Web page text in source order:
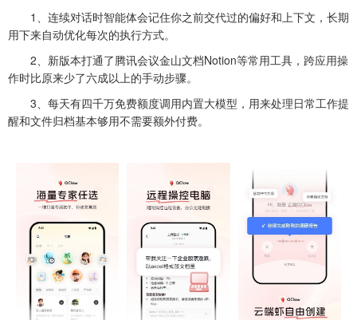
1、连续对话时智能体会记住你之前交代过的偏好和上下文，长期
用下来自动优化每次的执行方式。
2、新版本打通了腾讯会议金山文档Notion等常用工具，跨应用操
作时比原来少了六成以上的手动步骤。
3、每天有四千万免费额度调用内置大模型，用来处理日常工作提
醒和文件归档基本够用不需要额外付费。